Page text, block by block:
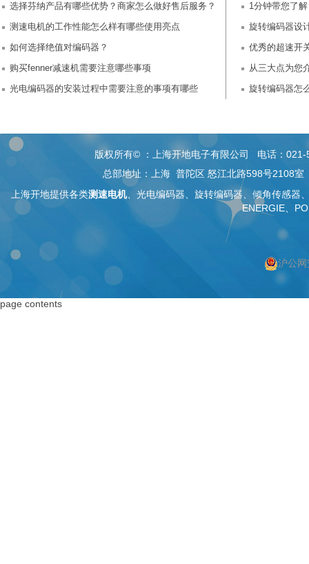
选择芬纳产品有哪些优势？商家怎么做好售后服务？
1分钟带您了
测速电机的工作性能怎么样有哪些使用亮点
旋转编码器设
如何选择绝值对编码器？
优秀的超速开
购买fenner减速机需要注意哪些事项
从三大点为您
光电编码器的安装过程中需要注意的事项有哪些
旋转编码器怎
版权所有© ：上海开地电子有限公司 电话：
总部地址：上海 普陀区 怒江北路598号2108室
上海开地提供各类测速电机、 光电编码器 、旋转编码器、 倾角传感器
ENERGIE、
沪公
page contents